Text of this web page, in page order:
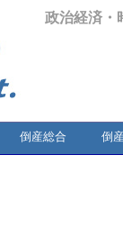
政治経済・
倒産総合 倒